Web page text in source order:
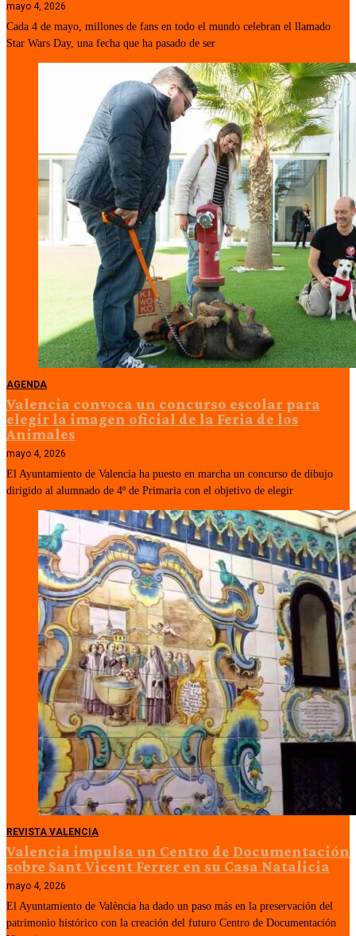
mayo 4, 2026
Cada 4 de mayo, millones de fans en todo el mundo celebran el llamado
Star Wars Day, una fecha que ha pasado de ser
AGENDA
Valencia convoca un concurso escolar para
elegir la imagen oficial de la Feria de los
Animales
mayo 4, 2026
El Ayuntamiento de Valencia ha puesto en marcha un concurso de dibujo
dirigido al alumnado de 4º de Primaria con el objetivo de elegir
REVISTA VALENCIA
Valencia impulsa un Centro de Documentación
sobre Sant Vicent Ferrer en su Casa Natalicia
mayo 4, 2026
El Ayuntamiento de València ha dado un paso más en la preservación del
patrimonio histórico con la creación del futuro Centro de Documentación